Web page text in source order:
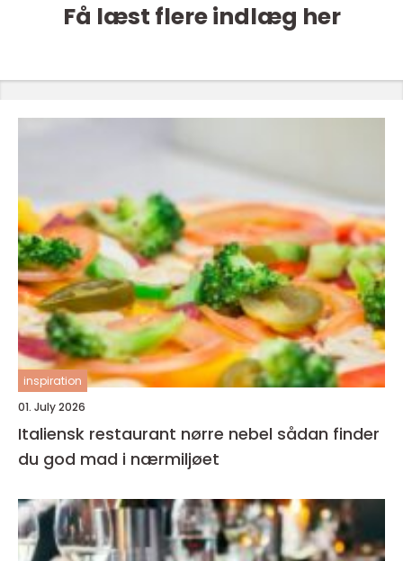
Få læst flere indlæg her
inspiration
01. July 2026
Italiensk restaurant nørre nebel sådan finder
du god mad i nærmiljøet